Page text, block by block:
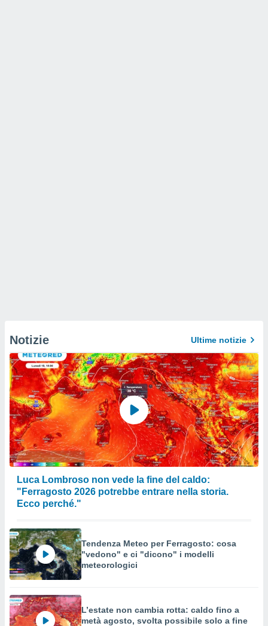
Notizie Ultime notizie
Luca Lombroso non vede la fine del caldo:
"Ferragosto 2026 potrebbe entrare nella storia.
Ecco perché."
Tendenza Meteo per Ferragosto: cosa
"vedono" e ci "dicono" i modelli
meteorologici
L’estate non cambia rotta: caldo fino a
metà agosto, svolta possibile solo a fine